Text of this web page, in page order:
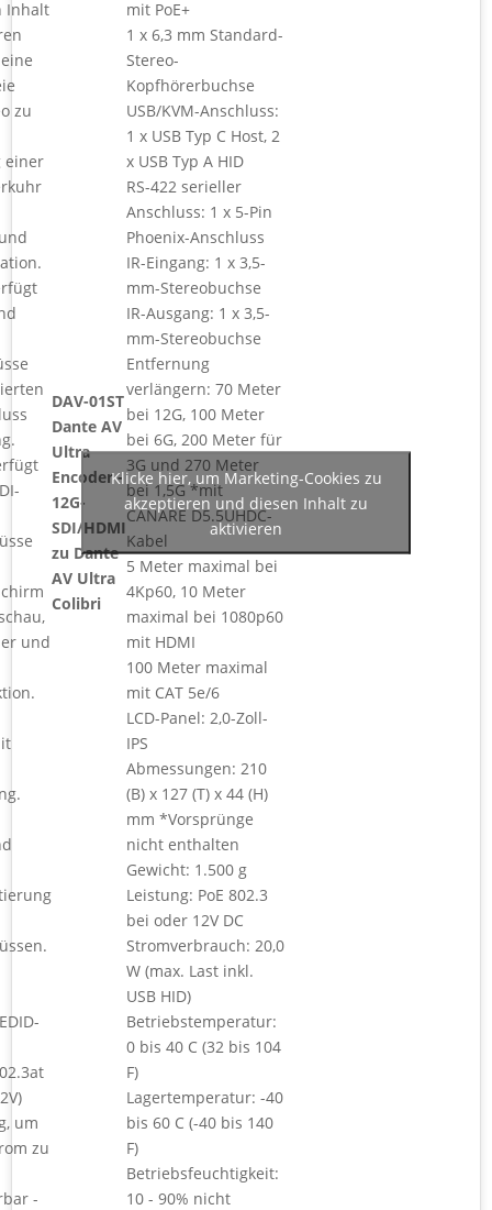
Inhalt
zu
einer
und
um
zu
-
DAV-01ST
Dante AV
Ultra
Encoder -
12G-
SDI/HDMI
zu Dante
AV Ultra
Colibri
mit PoE+
1 x 6,3 mm Standard-
Stereo-
Kopfhörerbuchse
USB/KVM-Anschluss:
1 x USB Typ C Host, 2
x USB Typ A HID
RS-422 serieller
Anschluss: 1 x 5-Pin
Phoenix-Anschluss
IR-Eingang: 1 x 3,5-
mm-Stereobuchse
IR-Ausgang: 1 x 3,5-
mm-Stereobuchse
Entfernung
verlängern: 70 Meter
bei 12G, 100 Meter
bei 6G, 200 Meter für
3G und 270 Meter
bei 1,5G *mit
CANARE D5.5UHDC-
Kabel
5 Meter maximal bei
4Kp60, 10 Meter
maximal bei 1080p60
mit HDMI
100 Meter maximal
mit CAT 5e/6
LCD-Panel: 2,0-Zoll-
IPS
Abmessungen: 210
(B) x 127 (T) x 44 (H)
mm *Vorsprünge
nicht enthalten
Gewicht: 1.500 g
Leistung: PoE 802.3
bei oder 12V DC
Stromverbrauch: 20,0
W (max. Last inkl.
USB HID)
Betriebstemperatur:
0 bis 40 C (32 bis 104
F)
Lagertemperatur: -40
bis 60 C (-40 bis 140
F)
Betriebsfeuchtigkeit:
10 - 90% nicht
Klicke hier, um Marketing-Cookies zu
akzeptieren und diesen Inhalt zu
aktivieren